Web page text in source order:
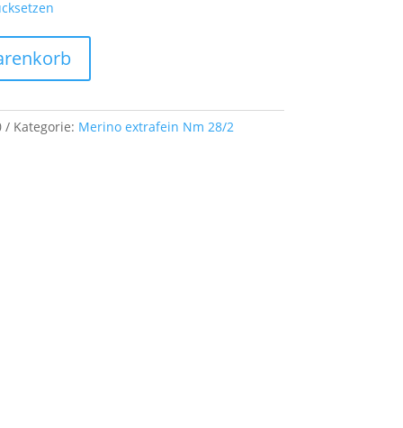
Kategorie: Merino extrafein Nm 28/2